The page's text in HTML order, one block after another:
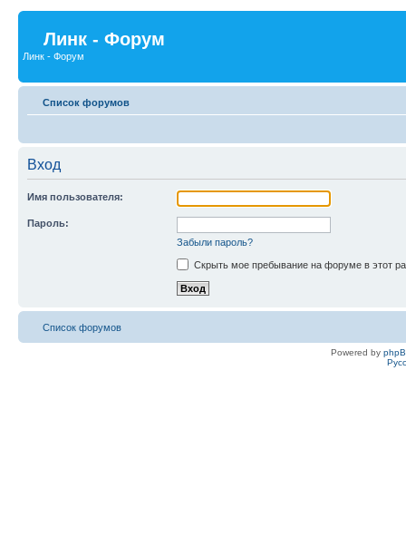
Линк - Форум
Линк - Форум
Список форумов
Вход
Имя пользователя:
Пароль:
Забыли пароль?
Скрыть мое пребывание на форуме в этот
Список форумов
Powered by